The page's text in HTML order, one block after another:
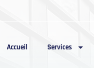
Accueil Services